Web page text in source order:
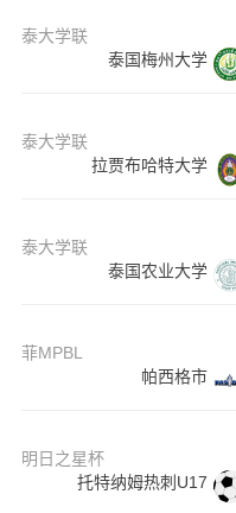
泰大学联
泰国梅州大学
泰大学联
拉贾布哈特大学
泰大学联
泰国农业大学
菲MPBL
帕西格市
明日之星杯
托特纳姆热刺U17